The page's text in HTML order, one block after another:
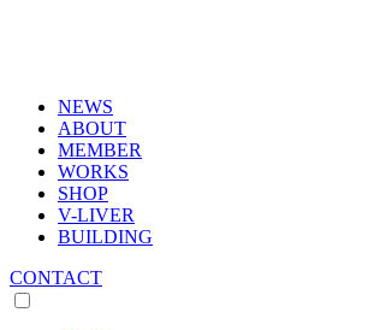
NEWS
ABOUT
MEMBER
WORKS
SHOP
V-LIVER
BUILDING
CONTACT